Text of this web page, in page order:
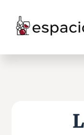
contenido